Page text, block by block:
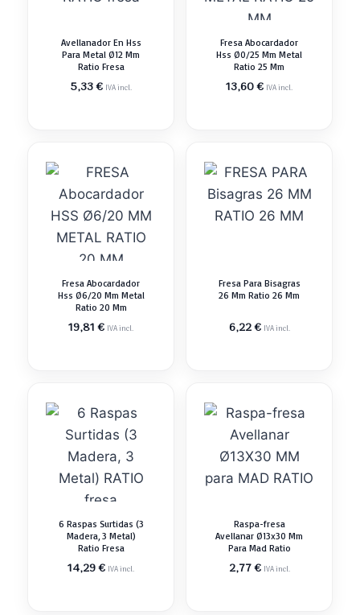
Avellanador En Hss
Para Metal Ø12 Mm
Ratio Fresa
5,33€ IVA incl.
Fresa Abocardador
Hss Ø0/25 Mm Metal
Ratio 25 Mm
13,60€ IVA incl.
Fresa Abocardador
Hss Ø6/20 Mm Metal
Ratio 20 Mm
19,81€ IVA incl.
Fresa Para Bisagras
26 Mm Ratio 26 Mm
6,22€ IVA incl.
6 Raspas Surtidas (3
Madera, 3 Metal)
Ratio Fresa
14,29€ IVA incl.
Raspa-fresa
Avellanar Ø13x30 Mm
Para Mad Ratio
2,77€ IVA incl.